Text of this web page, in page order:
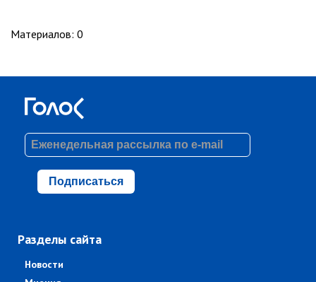
Материалов: 0
Подписаться
Разделы сайта
Новости